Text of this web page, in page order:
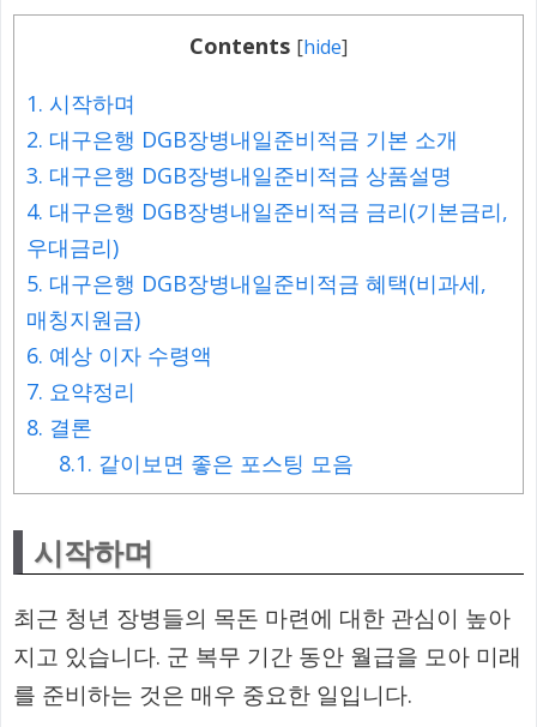
Contents [hide]
1. 시작하며
2. 대구은행 DGB장병내일준비적금 기본 소개
3. 대구은행 DGB장병내일준비적금 상품설명
4. 대구은행 DGB장병내일준비적금 금리(기본금리,
우대금리)
5. 대구은행 DGB장병내일준비적금 혜택(비과세,
매칭지원금)
6. 예상 이자 수령액
7. 요약정리
8. 결론
8.1. 같이보면 좋은 포스팅 모음
시작하며
최근 청년 장병들의 목돈 마련에 대한 관심이 높아
지고 있습니다. 군 복무 기간 동안 월급을 모아 미래
를 준비하는 것은 매우 중요한 일입니다.